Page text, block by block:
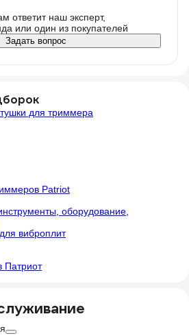
ответит наш эксперт,
или один из покупателей
Задать вопрос
для триммера
Patriot
оборудование,
виброплит
Патриот